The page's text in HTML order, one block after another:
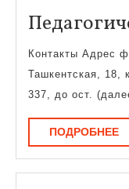
Контакты Адрес
Ташкентская,
337, до ост.
ПОДРОБНЕЕ